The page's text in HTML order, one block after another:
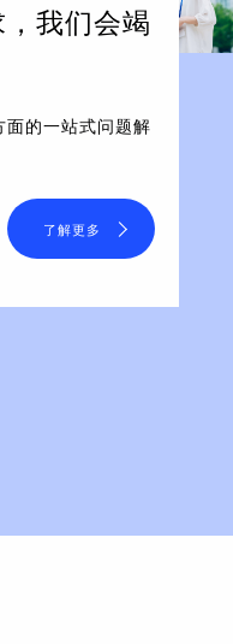
我们会竭
的一站式问题解
了解更多